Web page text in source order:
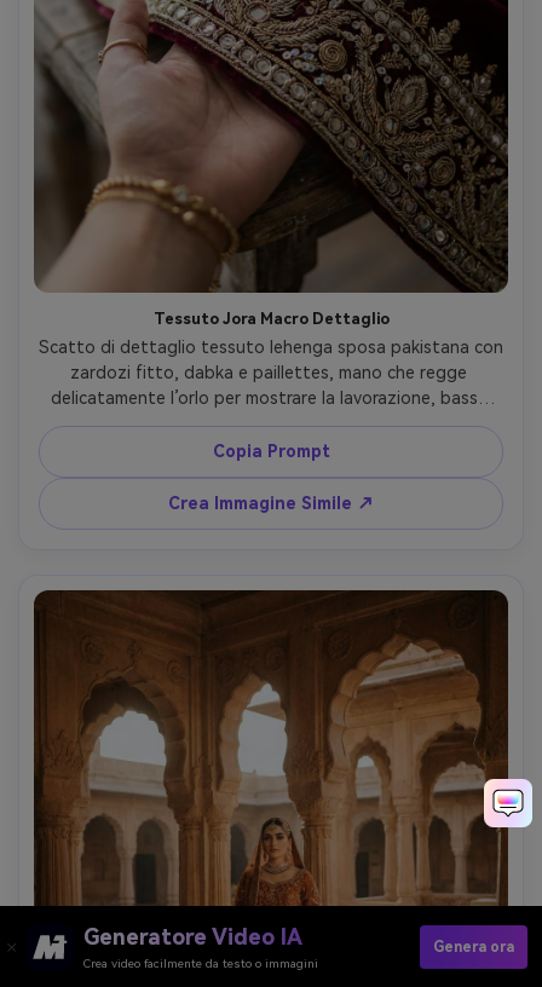
Tessuto Jora Macro Dettaglio
Scatto di dettaglio tessuto lehenga sposa pakistana con
zardozi fitto, dabka e paillettes, mano che regge
delicatamente l’orlo per mostrare la lavorazione, bassa
profondità di campo, scattata con Canon R5, 100mm
macro, f/3.2, luce soft diffusa, filo e bagliore ultra-
realistici, dettaglio moda di lusso --ar 4:5
Copia Prompt
Crea Immagine Simile ↗
Generatore Video IA
Crea video facilmente da testo o immagini
Genera ora